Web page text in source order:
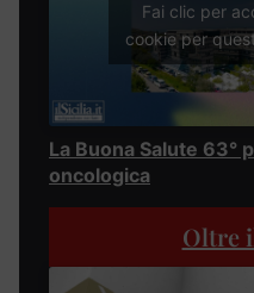
Fai clic per
cookie per
La Buona Salute 63°
oncologica
Oltre